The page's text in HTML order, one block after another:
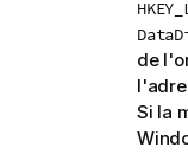
de
Si la